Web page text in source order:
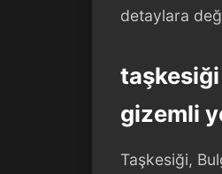
detaylara
gizemli
Taşkesiği,